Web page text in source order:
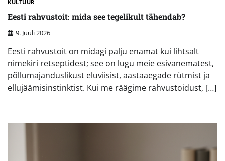
KULTUUR
Eesti rahvustoit: mida see tegelikult tähendab?
9. Juuli 2026
Eesti rahvustoit on midagi palju enamat kui lihtsalt
nimekiri retseptidest; see on lugu meie esivanematest,
põllumajanduslikust eluviisist, aastaaegade rütmist ja
ellujäämisinstinktist. Kui me räägime rahvustoidust, […]